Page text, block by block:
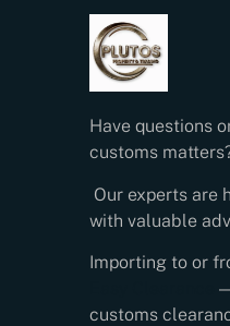
Have questions
customs
Our experts are
with valuable
Importing to or
customs